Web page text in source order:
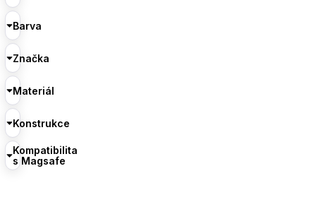
Barva
Značka
Materiál
Konstrukce
Kompatibilita
s Magsafe